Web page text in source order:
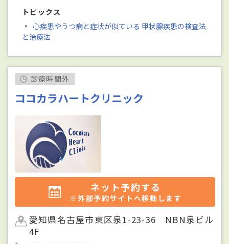
トピックス
・ 心疾患やうつ病と症状が似ている 甲状腺疾患の検査法
と治療法
診療時間外
ココカラハートクリニック
ネット予約する
※外部予約サイトへ移動します
愛知県名古屋市東区泉1-23-36 NBN泉ビル
4F